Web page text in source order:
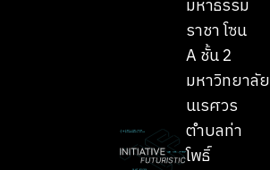
มหาธรรม
ราชา โซน
A ชั้น 2
มหาวิทยาลัย
นเรศวร
ตำบลท่า
โพธิ์